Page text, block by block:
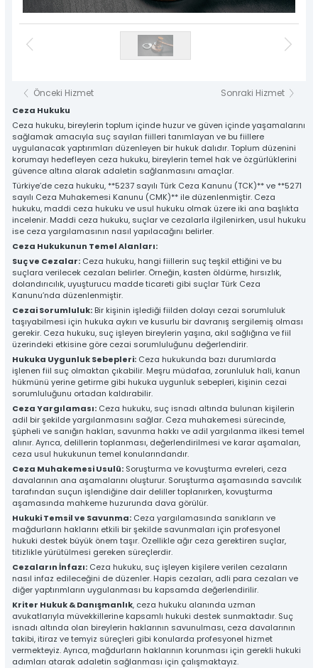
Önceki Hizmet Sonraki Hizmet
Ceza Hukuku
Ceza hukuku, bireylerin toplum içinde huzur ve güven içinde yaşamalarını
sağlamak amacıyla suç sayılan fiilleri tanımlayan ve bu fiillere
uygulanacak yaptırımları düzenleyen bir hukuk dalıdır. Toplum düzenini
korumayı hedefleyen ceza hukuku, bireylerin temel hak ve özgürlüklerini
güvence altına alarak adaletin sağlanmasını amaçlar.
Türkiye’de ceza hukuku, **5237 sayılı Türk Ceza Kanunu (TCK)** ve **5271
sayılı Ceza Muhakemesi Kanunu (CMK)** ile düzenlenmiştir. Ceza
hukuku, maddi ceza hukuku ve usul hukuku olmak üzere iki ana başlıkta
incelenir. Maddi ceza hukuku, suçlar ve cezalarla ilgilenirken, usul hukuku
ise ceza yargılamasının nasıl yapılacağını belirler.
Ceza Hukukunun Temel Alanları:
Suç ve Cezalar:Ceza hukuku, hangi fiillerin suç teşkil ettiğini ve bu
suçlara verilecek cezaları belirler. Örneğin, kasten öldürme, hırsızlık,
dolandırıcılık, uyuşturucu madde ticareti gibi suçlar Türk Ceza
Kanunu’nda düzenlenmiştir.
Cezai Sorumluluk:Bir kişinin işlediği fiilden dolayı cezai sorumluluk
taşıyabilmesi için hukuka aykırı ve kusurlu bir davranış sergilemiş olması
gerekir. Ceza hukuku, suç işleyen bireylerin yaşına, akıl sağlığına ve fiil
üzerindeki etkisine göre cezai sorumluluğunu değerlendirir.
Hukuka Uygunluk Sebepleri:Ceza hukukunda bazı durumlarda
işlenen fiil suç olmaktan çıkabilir. Meşru müdafaa, zorunluluk hali, kanun
hükmünü yerine getirme gibi hukuka uygunluk sebepleri, kişinin cezai
sorumluluğunu ortadan kaldırabilir.
Ceza Yargılaması:Ceza hukuku, suç isnadı altında bulunan kişilerin
adil bir şekilde yargılanmasını sağlar. Ceza muhakemesi sürecinde,
şüpheli ve sanığın hakları, savunma hakkı ve adil yargılanma ilkesi temel
alınır. Ayrıca, delillerin toplanması, değerlendirilmesi ve karar aşamaları,
ceza usul hukukunun temel konularındandır.
Ceza Muhakemesi Usulü:Soruşturma ve kovuşturma evreleri, ceza
davalarının ana aşamalarını oluşturur. Soruşturma aşamasında savcılık
tarafından suçun işlendiğine dair deliller toplanırken, kovuşturma
aşamasında mahkeme huzurunda dava görülür.
Hukuki Temsil ve Savunma:Ceza yargılamasında sanıkların ve
mağdurların haklarını etkili bir şekilde savunmaları için profesyonel
hukuki destek büyük önem taşır. Özellikle ağır ceza gerektiren suçlar,
titizlikle yürütülmesi gereken süreçlerdir.
Cezaların İnfazı:Ceza hukuku, suç işleyen kişilere verilen cezaların
nasıl infaz edileceğini de düzenler. Hapis cezaları, adli para cezaları ve
diğer yaptırımların uygulanması bu kapsamda değerlendirilir.
Kriter Hukuk & Danışmanlık, ceza hukuku alanında uzman
avukatlarıyla müvekkillerine kapsamlı hukuki destek sunmaktadır. Suç
isnadı altında olan bireylerin haklarının savunulması, ceza davalarının
takibi, itiraz ve temyiz süreçleri gibi konularda profesyonel hizmet
vermekteyiz. Ayrıca, mağdurların haklarının korunması için gerekli hukuki
adımları atarak adaletin sağlanması için çalışmaktayız.